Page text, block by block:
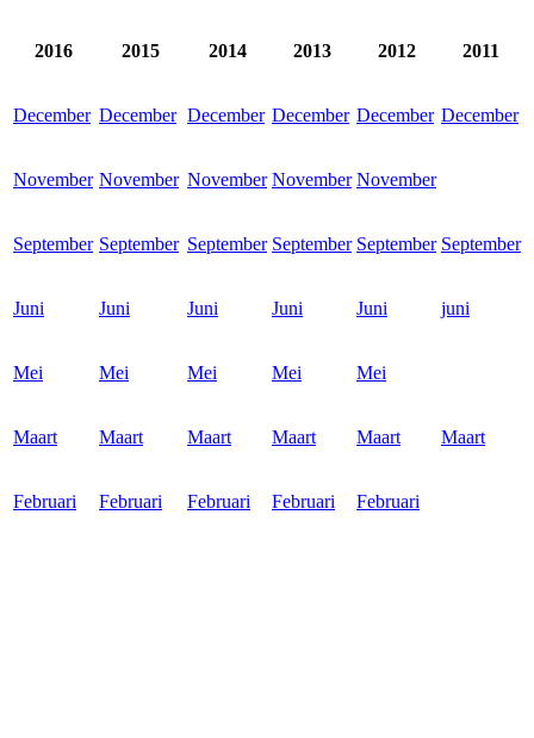
2016 2015 2014 2013 2012 2011
December December December December December December
November November November November November
September September September September September September
Juni Juni Juni Juni Juni juni
Mei Mei Mei Mei Mei
Maart Maart Maart Maart Maart Maart
Februari Februari Februari Februari Februari